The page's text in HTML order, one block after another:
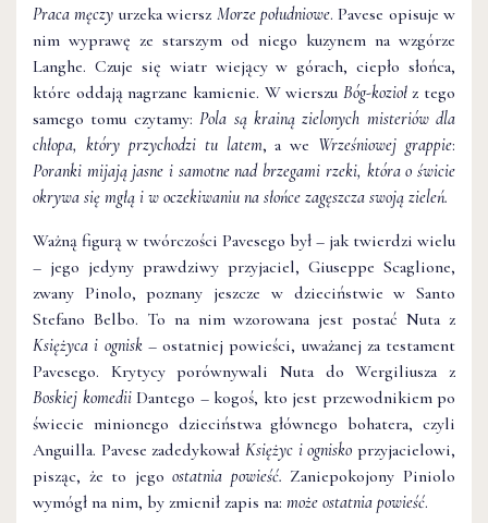
Praca męczy urzeka wiersz Morze południowe. Pavese opisuje w
nim wyprawę ze starszym od niego kuzynem na wzgórze
Langhe. Czuje się wiatr wiejący w górach, ciepło słońca,
które oddają nagrzane kamienie. W wierszu Bóg-koziołz tego
samego tomu czytamy:Pola są krainą zielonych misteriów dla
chłopa, który przychodzi tu latem, a we Wrześniowej grappie:
Poranki mijają jasne i samotne nad brzegami rzeki, która o świcie
okrywa się mgłą i w oczekiwaniu na słońce zagęszcza swoją zieleń.
Ważną figurą w twórczości Pavesego był – jak twierdzi wielu
– jego jedyny prawdziwy przyjaciel, Giuseppe Scaglione,
zwany Pinolo, poznany jeszcze w dzieciństwie w Santo
Stefano Belbo. To na nim wzorowana jest postać Nuta z
Księżyca i ognisk – ostatniej powieści, uważanej za testament
Pavesego. Krytycy porównywali Nuta do Wergiliusza z
Boskiej komedii Dantego – kogoś, kto jest przewodnikiem po
świecie minionego dzieciństwa głównego bohatera, czyli
Anguilla. Pavese zadedykował Księżyc i ognisko przyjacielowi,
pisząc, że to jegoostatnia powieść. Zaniepokojony Piniolo
wymógł na nim, by zmienił zapis na: może ostatnia powieść.